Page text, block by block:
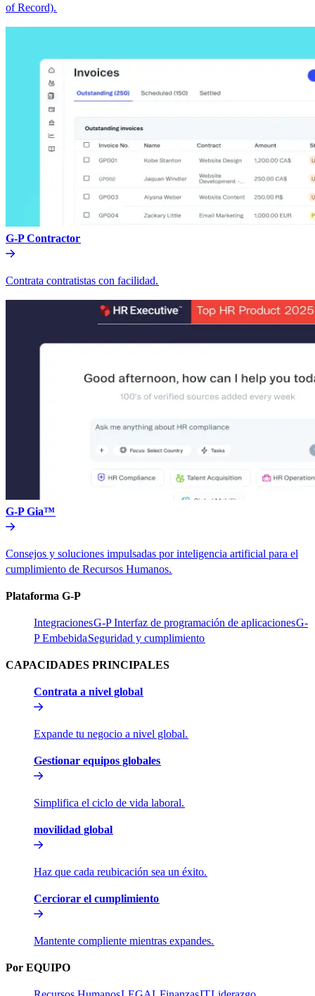
of Record).​​
G-P Contractor​​
Contrata contratistas con facilidad.​​
G-P Gia™​​
Consejos y soluciones impulsadas por inteligencia artificial para el
cumplimiento de Recursos Humanos.​​
Plataforma G-P​​
Integraciones​​G-P Interfaz de programación de aplicaciones​​G-
P Embebida​​Seguridad y cumplimiento​​
CAPACIDADES PRINCIPALES​​
Contrata a nivel global​​
Expande tu negocio a nivel global.​​
Gestionar equipos globales​​
Simplifica el ciclo de vida laboral.​​
movilidad global​​
Haz que cada reubicación sea un éxito.​​
Cerciorar el cumplimiento​​
Mantente compliente mientras expandes.​​
Por EQUIPO​​